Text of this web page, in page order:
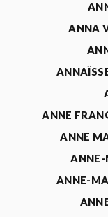
ANNA
ANNE
ANNE
ANNE-
ANNE-